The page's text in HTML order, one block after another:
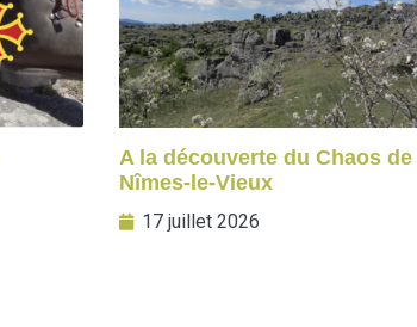
A la découverte du Chaos de
Nîmes-le-Vieux
17 juillet 2026